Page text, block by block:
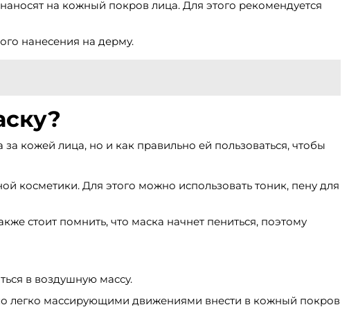
на кожный покров лица. Для этого рекомендуется
нанесения на дерму.
кожей лица, но и как правильно ей пользоваться, чтобы
косметики. Для этого можно использовать тоник, пену для
стоит помнить, что маска начнет пениться, поэтому
в воздушную массу.
легко массирующими движениями внести в кожный покров